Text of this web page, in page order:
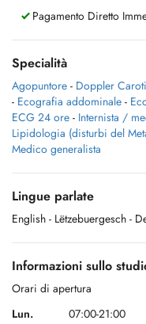
Pagamento Diretto
Specialità
Agopuntore - Doppler
- Ecografia addominale -
ECG 24 ore - Internista /
Lipidologia (disturbi del
Medico generalista
Lingue parlate
English - Lëtzebuergesch -
Informazioni sullo
Orari di apertura
Lun.
07:00-21:00